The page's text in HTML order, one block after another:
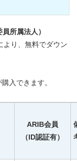
所属法人）
より、無料でダウン
入できます。
ARIB会員
（ID認証有）